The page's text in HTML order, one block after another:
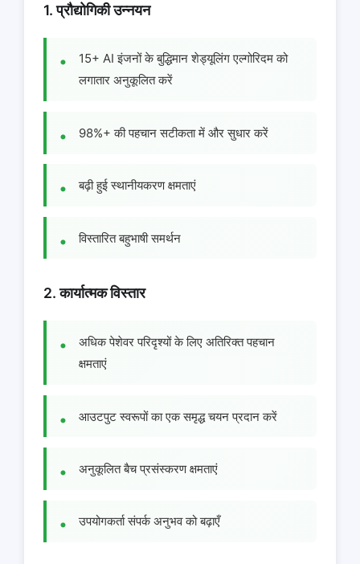
1. प्रौद्योगिकी उन्नयन
15+ AI इंजनों के बुद्धिमान शेड्यूलिंग एल्गोरिदम को
लगातार अनुकूलित करें
98%+ की पहचान सटीकता में और सुधार करें
बढ़ी हुई स्थानीयकरण क्षमताएं
विस्तारित बहुभाषी समर्थन
2. कार्यात्मक विस्तार
अधिक पेशेवर परिदृश्यों के लिए अतिरिक्त पहचान
क्षमताएं
आउटपुट स्वरूपों का एक समृद्ध चयन प्रदान करें
अनुकूलित बैच प्रसंस्करण क्षमताएं
उपयोगकर्ता संपर्क अनुभव को बढ़ाएँ